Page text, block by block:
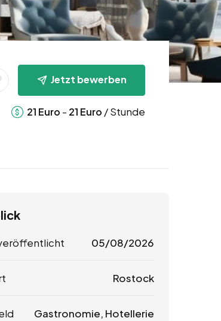
Jetzt bewerben
21 Euro - 21 Euro / Stunde
05/08/2026
Rostock
Gastronomie, Hotellerie